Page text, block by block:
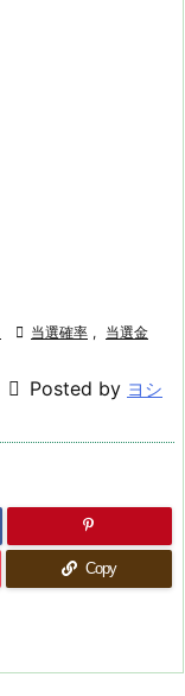
 当選確率 , 当選金
 Posted by ヨシ
Copy